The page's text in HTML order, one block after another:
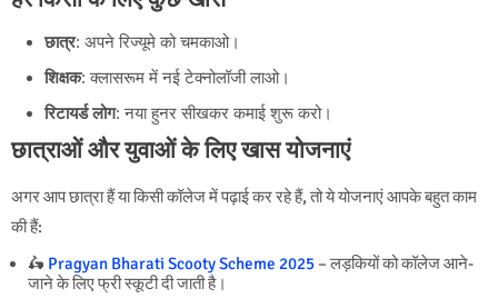
छात्र: अपने रिज्यूमे को चमकाओ।
शिक्षक: क्लासरूम में नई टेक्नोलॉजी लाओ।
रिटायर्ड लोग: नया हुनर सीखकर कमाई शुरू करो।
छात्राओं और युवाओं के लिए खास योजनाएं
अगर आप छात्रा हैं या किसी कॉलेज में पढ़ाई कर रहे हैं, तो ये योजनाएं आपके बहुत काम
की हैं:
🛵 Pragyan Bharati Scooty Scheme 2025 – लड़कियों को कॉलेज आने-
जाने के लिए फ्री स्कूटी दी जाती है।